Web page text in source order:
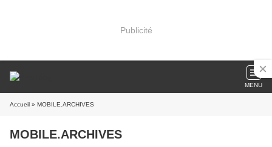
Publicité
MENU
Accueil » MOBILE.ARCHIVES
MOBILE.ARCHIVES